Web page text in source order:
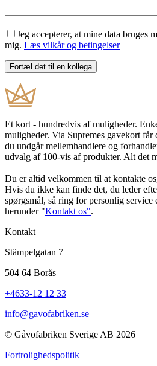
Jeg accepterer, at mine data bruges
mig. Læs vilkår og betingelser
Et kort - hundredvis af muligheder.
muligheder. Via Supremes gavekort får
du undgår mellemhandlere og
udvalg af 100-vis af produkter. Alt det
Du er altid velkommen til at kontakte
Hvis du ikke kan finde det, du leder
spørgsmål, så ring for personlig
herunder "Kontakt os".
Kontakt
Stämpelgatan 7
504 64 Borås
+4633-12 12 33
info@gavofabriken.se
© Gåvofabriken Sverige AB 2026
Fortrolighedspolitik